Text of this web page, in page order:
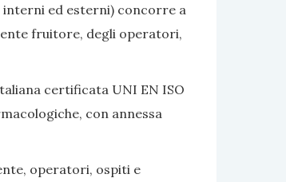
interni ed esterni) concorre a
fruitore, degli operatori,
certificata UNI EN ISO
con annessa
operatori, ospiti e